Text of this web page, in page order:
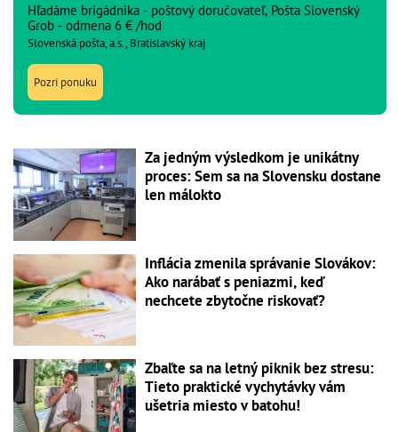
Hľadáme brigádnika - poštový doručovateľ, Pošta Slovenský
Grob - odmena 6 € /hod
Slovenská pošta, a.s., Bratislavský kraj
Pozri ponuku
Za jedným výsledkom je unikátny
proces: Sem sa na Slovensku dostane
len málokto
Inflácia zmenila správanie Slovákov:
Ako narábať s peniazmi, keď
nechcete zbytočne riskovať?
Zbaľte sa na letný piknik bez stresu:
Tieto praktické vychytávky vám
ušetria miesto v batohu!